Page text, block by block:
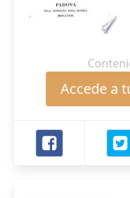
Accede a